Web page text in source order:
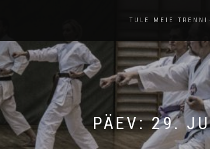
TULE MEIE TRENNI
PÄEV:29.